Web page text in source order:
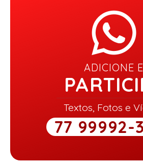
ADICIONE E
Textos, Fotos e
77 99992-